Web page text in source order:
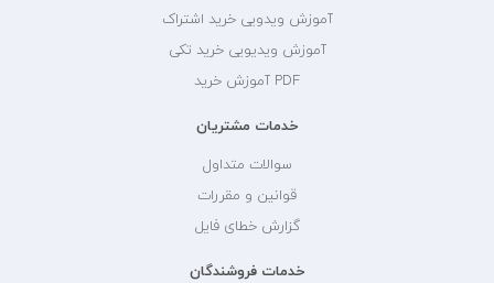
آموزش ویدویی خرید اشتراک
آموزش ویدیویی خرید تکی
PDF آموزش خرید
خدمات مشتریان
سوالات متداول
قوانین و مقررات
گزارش خطای فایل
خدمات فروشندگان